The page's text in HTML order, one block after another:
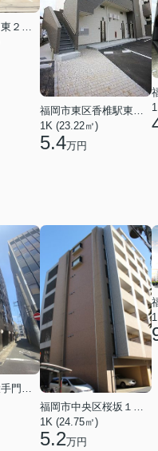
福岡市東区香椎駅東３丁目
1K (23.22㎡)
5.4万円
福岡市中央区大手門３丁目
福岡市中央区桜坂１丁目
1K (24.75㎡)
5.2万円